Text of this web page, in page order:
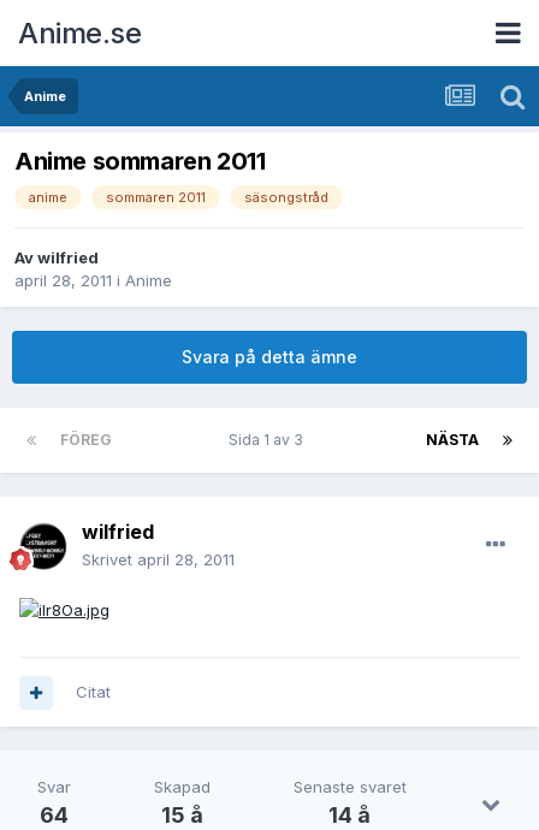
Anime.se
Anime
Anime sommaren 2011
anime sommaren 2011 säsongstråd
Avwilfried
april 28, 2011 i Anime
Svara på detta ämne
FÖREG NÄSTA
Sida 1 av 3
wilfried
Skrivet april 28, 2011
Citat
Svar
64
Skapad
15 å
Senaste svaret
14 å